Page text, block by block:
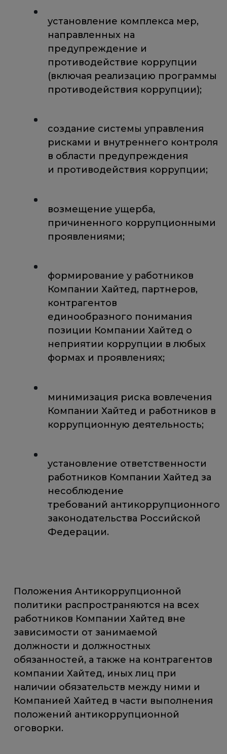
установление комплекса мер,
направленных на
предупреждение и
противодействие коррупции
(включая реализацию программы
противодействия коррупции);
создание системы управления
рисками и внутреннего контроля
в области предупреждения
и противодействия коррупции;
возмещение ущерба,
причиненного коррупционными
проявлениями;
формирование у работников
Компании Хайтед, партнеров,
контрагентов
единообразного понимания
позиции Компании Хайтед о
неприятии коррупции в любых
формах и проявлениях;
минимизация риска вовлечения
Компании Хайтед и работников в
коррупционную деятельность;
установление ответственности
работников Компании Хайтед за
несоблюдение
требований антикоррупционного
законодательства Российской
Федерации.
Положения Антикоррупционной
политики распространяются на всех
работников Компании Хайтед вне
зависимости от занимаемой
должности и должностных
обязанностей, а также на контрагентов
компании Хайтед, иных лиц при
наличии обязательств между ними и
Компанией Хайтед в части выполнения
положений антикоррупционной
оговорки.